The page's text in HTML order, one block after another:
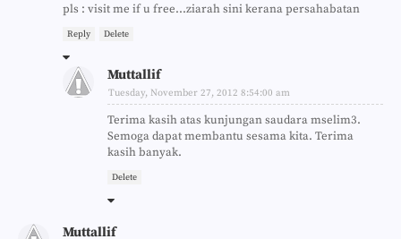
pls : visit me if u free...ziarah sini kerana persahabatan
Reply Delete
Muttallif
Tuesday, November 27, 2012 8:54:00 am
Terima kasih atas kunjungan saudara mselim3.
Semoga dapat membantu sesama kita. Terima
kasih banyak.
Delete
Muttallif